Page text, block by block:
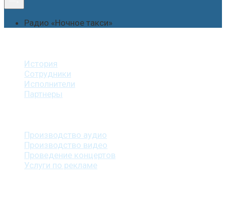
Радио «Ночное такси»
История
Сотрудники
Исполнители
Партнеры
Производство аудио
Производство видео
Проведение концертов
Услуги по рекламе